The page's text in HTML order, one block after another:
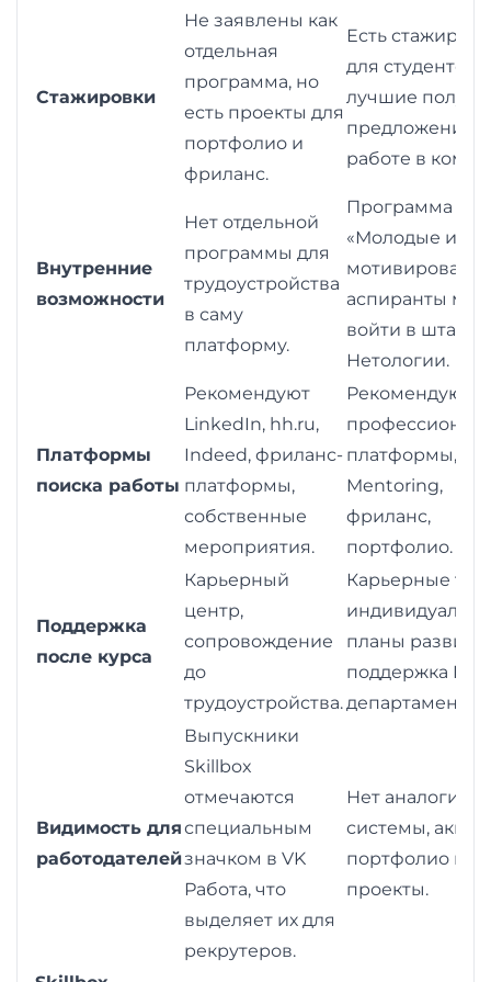
Стажировки
Не заявлены как
отдельная
программа, но
есть проекты для
портфолио и
фриланс.
Есть
для студентов,
лучшие
предложения о
работе в
Внутренние
возможности
Нет отдельной
программы для
трудоустройства
в саму
платформу.
Программа
«Молодые и
аспиранты
войти в штат
Нетологии.
Платформы
поиска работы
Рекомендуют
LinkedIn, hh.ru,
Indeed, фриланс-
платформы,
собственные
мероприятия.
Рекомендуют
платформы,
Mentoring,
фриланс,
портфолио.
Поддержка
после курса
Карьерный
центр,
сопровождение
до
трудоустройства.
Карьерные
планы
поддержка HR-
департамента.
Видимость для
работодателей
Выпускники
Skillbox
отмечаются
специальным
значком в VK
Работа, что
выделяет их для
рекрутеров.
Нет
системы,
портфолио и
проекты.